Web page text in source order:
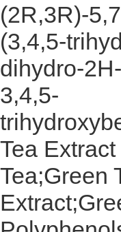
(2R,3R)-
(3,4,5-
dihydro-
3,4,5-
Tea
Tea;Green